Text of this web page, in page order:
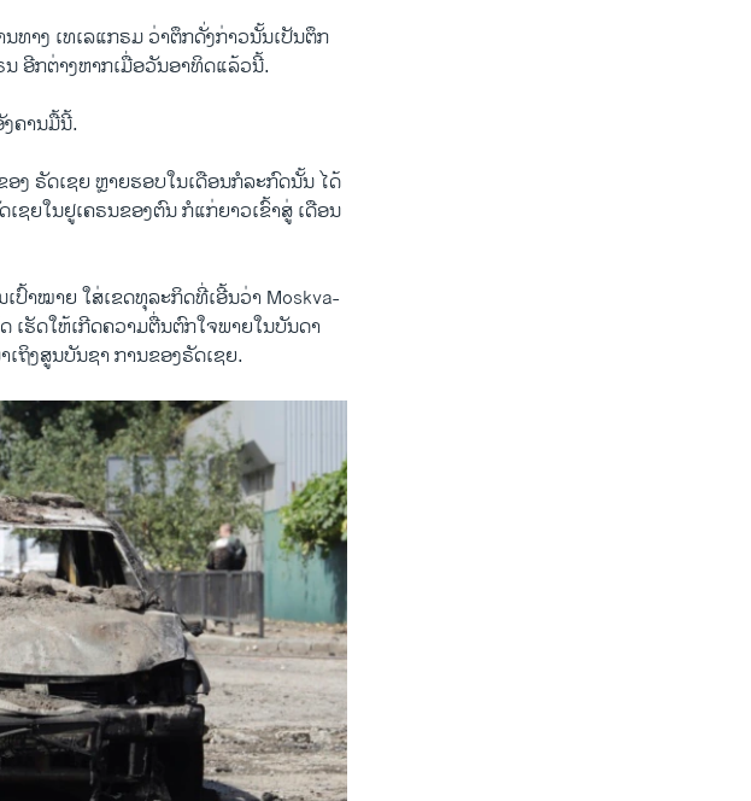
ທາງ ເທເລແກຣມ ວ່າຕຶກດັ່ງກ່າວນັ້ນເປັນຕຶກ
ອີກຕ່າງຫາກເມື່ອວັນອາທິດແລ້ວນີ້.
ຄານມື້ນີ້.
ງ ຣັດເຊຍ ຫຼາຍຮອບໃນເດືອນກໍລະກົດນັ້ນ ໄດ້
ຊຍໃນຢູເຄຣນຂອງຕົນ ກໍແກ່ຍາວເຂົ້າສູ່ ເດືອນ
າໝາຍ ໃສ່ເຂດທຸລະກິດທີ່ເອີ້ນວ່າ Moskva-
ເຮັດໃຫ້ເກີດຄວາມຕື່ນຕົກໃຈພາຍໃນບັນດາ
ຖິງສູນບັນຊາ ການຂອງຣັດເຊຍ.